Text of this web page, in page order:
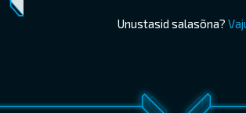
Unustasid salasõna?